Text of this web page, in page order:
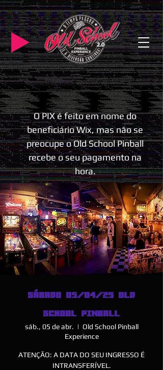
O PIX é feito em nome do
beneficiário Wix, mas não se
preocupe o Old School Pinball
recebe o seu pagamento na
hora.
SÁBADO 05/04/25 OLD
SCHOOL PINBALL
sáb., 05 de abr.
  |
Old School Pinball
Experience
ATENÇÃO: A DATA DO SEU INGRESSO É
INTRANSFERÍVEL.